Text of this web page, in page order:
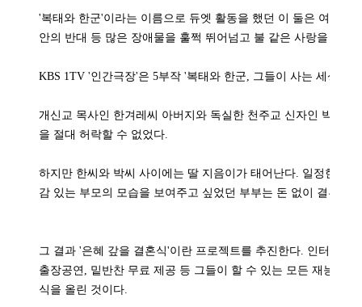
'복태와 한군'이라는 이름으로 듀엣 활동을 했던 이 둘은 여덟
안의 반대 등 많은 장애물을 훌쩍 뛰어넘고 불 같은 사랑을 나눴
KBS 1TV '인간극장'은 5부작 '복태와 한군, 그들이 사는 세상'을
개신교 목사인 한겨레씨 아버지와 독실한 천주교 신자인 박선
을 절대 허락할 수 없었다.
하지만 한씨와 박씨 사이에는 딸 지음이가 태어난다. 일정한 수
감 있는 부모의 모습을 보여주고 싶었던 부부는 돈 없이 결혼식
그 결과 '은혜 갚을 결혼식'이란 프로젝트를 추진한다. 인터넷을
출장공연, 밑반찬 무료 제공 등 그들이 할 수 있는 모든 재능을
식을 올린 것이다.